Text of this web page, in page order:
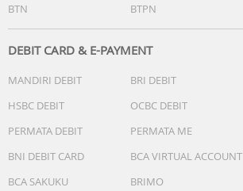
1x Buku Manual dan Petunjuk
BTN
BTPN
DEBIT CARD & E-PAYMENT
MANDIRI DEBIT BRI DEBIT
HSBC DEBIT
OCBC DEBIT
PERMATA DEBIT
PERMATA ME
BNI DEBIT CARD
BCA VIRTUAL ACCOUNT
BCA SAKUKU
BRIMO